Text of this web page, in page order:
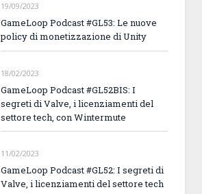
19/09/2023
GameLoop Podcast #GL53: Le nuove
policy di monetizzazione di Unity
18/02/2023
GameLoop Podcast #GL52BIS: I
segreti di Valve, i licenziamenti del
settore tech, con Wintermute
11/02/2023
GameLoop Podcast #GL52: I segreti di
Valve, i licenziamenti del settore tech